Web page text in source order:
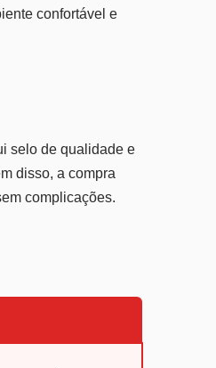
confortável e
selo de qualidade e
disso, a compra
complicações.